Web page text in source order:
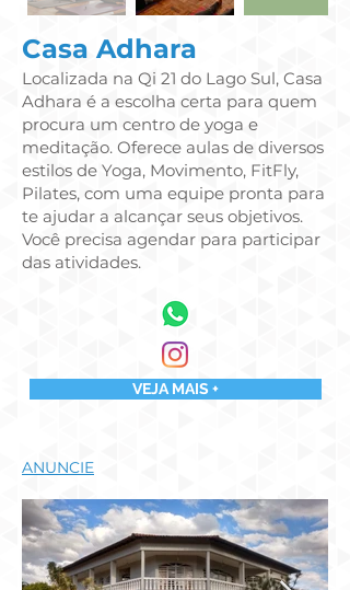
Casa Adhara
Localizada na Qi 21 do Lago Sul, Casa
Adhara é a escolha certa para quem
procura um centro de yoga e
meditação. Oferece aulas de diversos
estilos de Yoga, Movimento, FitFly,
Pilates, com uma equipe pronta para
te ajudar a alcançar seus objetivos.
Você precisa agendar para participar
das atividades.
VEJA MAIS +
ANUNCIE